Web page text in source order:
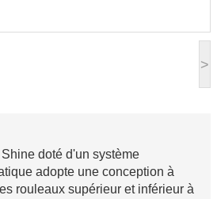
>
doté d'un système
adopte une conception à
rouleaux supérieur et inférieur à